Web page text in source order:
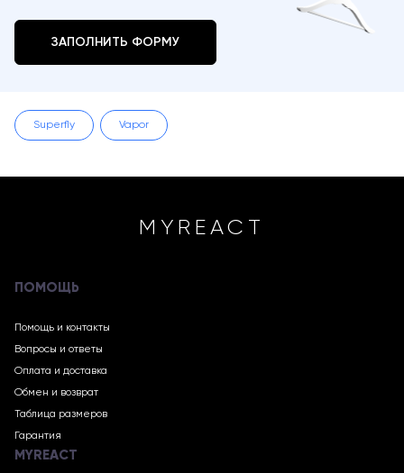
ЗАПОЛНИТЬ ФОРМУ
Superfly Vapor
MYREACT
ПОМОЩЬ
Помощь и контакты
Вопросы и ответы
Оплата и доставка
Обмен и возврат
Таблица размеров
Гарантия
MYREACT